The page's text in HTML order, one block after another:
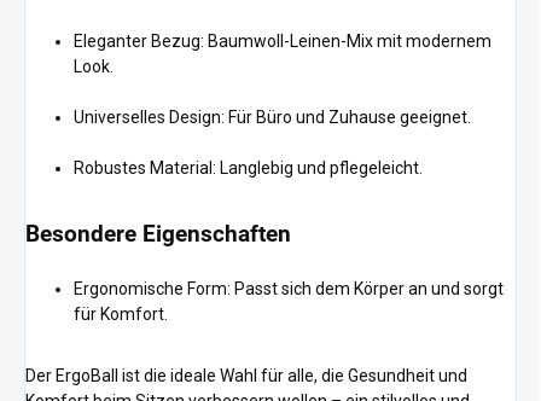
Eleganter Bezug: Baumwoll-Leinen-Mix mit modernem
Look.
Universelles Design: Für Büro und Zuhause geeignet.
Robustes Material: Langlebig und pflegeleicht.
Besondere Eigenschaften
Ergonomische Form: Passt sich dem Körper an und sorgt
für Komfort.
Der ErgoBall ist die ideale Wahl für alle, die Gesundheit und